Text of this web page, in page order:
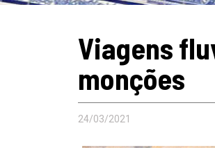
Viagens
monções
24/03/2021